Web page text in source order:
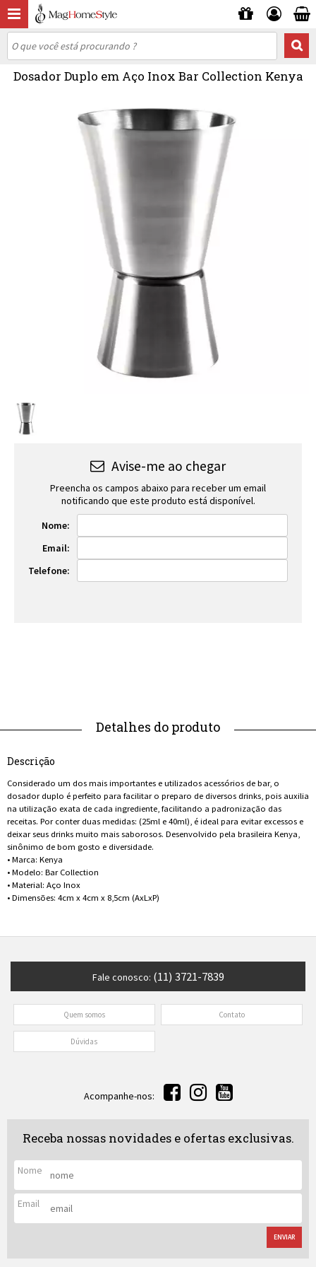
Dosador Duplo em Aço Inox Bar Collection Kenya
Avise-me ao chegar
Preencha os campos abaixo para receber um email
notificando que este produto está disponível.
Nome:
Email:
Telefone:
Descrição
Considerado um dos mais importantes e utilizados acessórios de bar, o
dosador duplo é perfeito para facilitar o preparo de diversos drinks, pois auxilia
na utilização exata de cada ingrediente, facilitando a padronização das
receitas. Por conter duas medidas: (25ml e 40ml), é ideal para evitar excessos e
deixar seus drinks muito mais saborosos. Desenvolvido pela brasileira Kenya,
sinônimo de bom gosto e diversidade.
• Marca: Kenya
• Modelo: Bar Collection
• Material: Aço Inox
• Dimensões: 4cm x 4cm x 8,5cm (AxLxP)
Fale conosco: (11) 3721-7839
Quem somos Contato
Dúvidas
Acompanhe-nos:
Receba nossas novidades e ofertas exclusivas.
Nome
Email
ENVIAR